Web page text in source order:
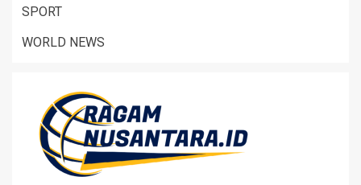
SPORT
WORLD NEWS